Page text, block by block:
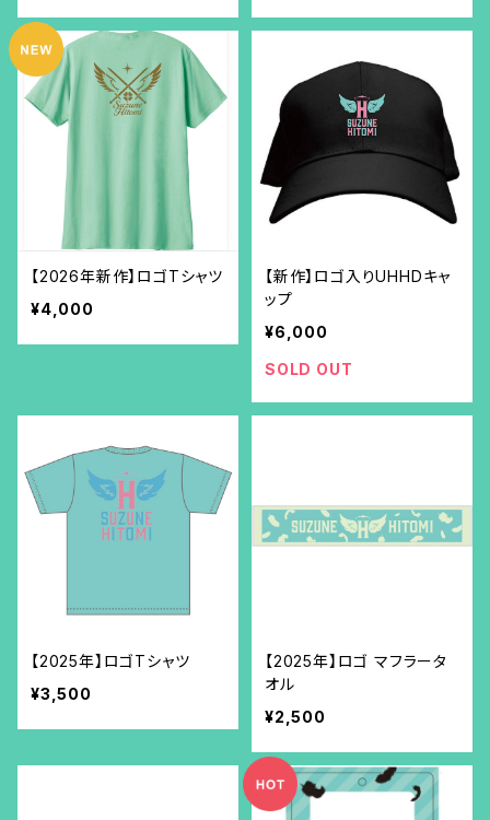
【2026年新作】ロゴTシャツ
¥4,000
【新作】ロゴ入りUHHDキャ
ップ
¥6,000
SOLD OUT
【2025年】ロゴTシャツ
¥3,500
【2025年】ロゴ マフラータ
オル
¥2,500